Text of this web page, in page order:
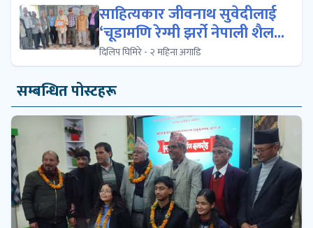
साहित्यकार जीवनाथ सुवेदीलाई
‘चूडामणि रेग्मी झर्रो नेपाली शैल...
दिलिप घिमिरे - २ महिना अगाडि
सम्बन्धित पोस्टहरू